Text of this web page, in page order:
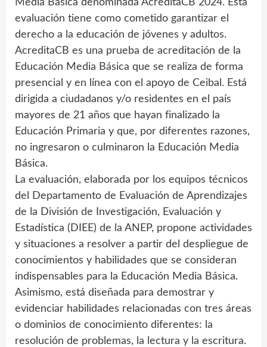
Media Básica denominada AcreditaCB 2024. Esta
evaluación tiene como cometido garantizar el
derecho a la educación de jóvenes y adultos.
AcreditaCB es una prueba de acreditación de la
Educación Media Básica que se realiza de forma
presencial y en línea con el apoyo de Ceibal. Está
dirigida a ciudadanos y/o residentes en el país
mayores de 21 años que hayan finalizado la
Educación Primaria y que, por diferentes razones,
no ingresaron o culminaron la Educación Media
Básica.
La evaluación, elaborada por los equipos técnicos
del Departamento de Evaluación de Aprendizajes
de la División de Investigación, Evaluación y
Estadística (DIEE) de la ANEP, propone actividades
y situaciones a resolver a partir del despliegue de
conocimientos y habilidades que se consideran
indispensables para la Educación Media Básica.
Asimismo, está diseñada para demostrar y
evidenciar habilidades relacionadas con tres áreas
o dominios de conocimiento diferentes: la
resolución de problemas, la lectura y la escritura.